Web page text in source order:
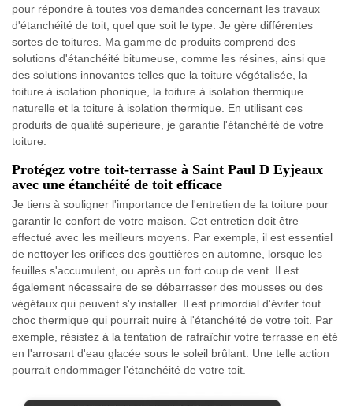
pour répondre à toutes vos demandes concernant les travaux
d'étanchéité de toit, quel que soit le type. Je gère différentes
sortes de toitures. Ma gamme de produits comprend des
solutions d'étanchéité bitumeuse, comme les résines, ainsi que
des solutions innovantes telles que la toiture végétalisée, la
toiture à isolation phonique, la toiture à isolation thermique
naturelle et la toiture à isolation thermique. En utilisant ces
produits de qualité supérieure, je garantie l'étanchéité de votre
toiture.
Protégez votre toit-terrasse à Saint Paul D Eyjeaux
avec une étanchéité de toit efficace
Je tiens à souligner l'importance de l'entretien de la toiture pour
garantir le confort de votre maison. Cet entretien doit être
effectué avec les meilleurs moyens. Par exemple, il est essentiel
de nettoyer les orifices des gouttières en automne, lorsque les
feuilles s'accumulent, ou après un fort coup de vent. Il est
également nécessaire de se débarrasser des mousses ou des
végétaux qui peuvent s'y installer. Il est primordial d'éviter tout
choc thermique qui pourrait nuire à l'étanchéité de votre toit. Par
exemple, résistez à la tentation de rafraîchir votre terrasse en été
en l'arrosant d'eau glacée sous le soleil brûlant. Une telle action
pourrait endommager l'étanchéité de votre toit.